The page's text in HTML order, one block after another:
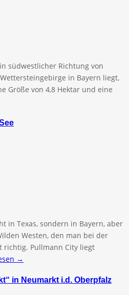
südwestlicher Richtung von
in Bayern liegt,
Größe von 4,8 Hektar und eine
in Texas, sondern in Bayern, aber
Westen, den man bei der
richtig. Pullmann City liegt
→
in Neumarkt i.d. Oberpfalz